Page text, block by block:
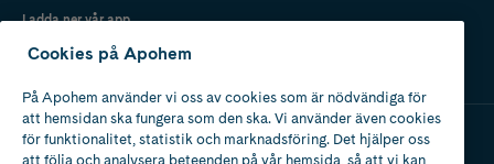
Ladda ner vår app
Apotek med tillstånd
Cookies på Apohem
På Apohem använder vi oss av cookies som är nödvändiga för
att hemsidan ska fungera som den ska. Vi använder även cookies
för funktionalitet, statistik och marknadsföring. Det hjälper oss
att följa och analysera beteenden på vår hemsida, så att vi kan